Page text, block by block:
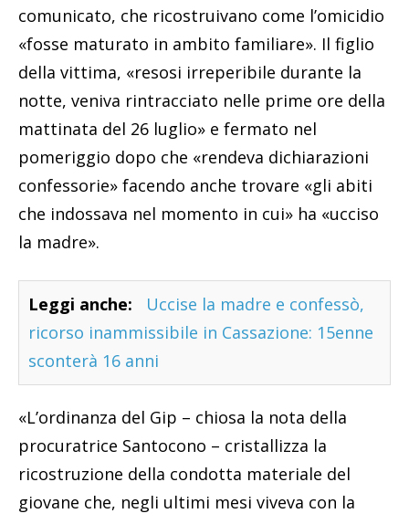
comunicato, che ricostruivano come l’omicidio
«fosse maturato in ambito familiare». Il figlio
della vittima, «resosi irreperibile durante la
notte, veniva rintracciato nelle prime ore della
mattinata del 26 luglio» e fermato nel
pomeriggio dopo che «rendeva dichiarazioni
confessorie» facendo anche trovare «gli abiti
che indossava nel momento in cui» ha «ucciso
la madre».
Leggi anche:
Uccise la madre e confessò,
ricorso inammissibile in Cassazione: 15enne
sconterà 16 anni
«L’ordinanza del Gip – chiosa la nota della
procuratrice Santocono – cristallizza la
ricostruzione della condotta materiale del
giovane che, negli ultimi mesi viveva con la